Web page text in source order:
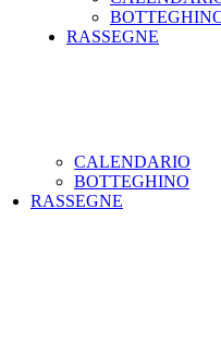
RASSEGNE
CALENDARIO
BOTTEGHINO
RASSEGNE